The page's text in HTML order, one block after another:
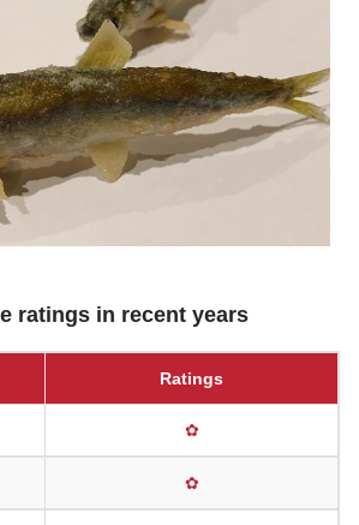
ratings in recent years
Ratings
✿
✿